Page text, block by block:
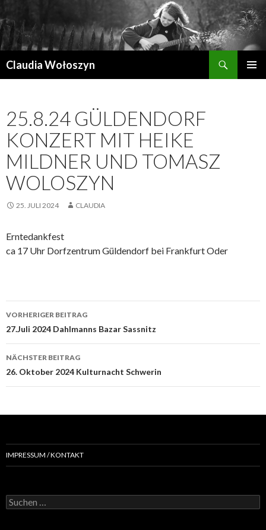
Claudia Wołoszyn
25.8.24 GÜLDENDORF
KONZERT MIT HEIKE
MILDNER UND TOMASZ
WOLOSZYN
25. JULI 2024 CLAUDIA
Erntedankfest
ca 17 Uhr Dorfzentrum Güldendorf bei Frankfurt Oder
Beitrags-
Navigation
VORHERIGER BEITRAG
27.Juli 2024 Dahlmanns Bazar Sassnitz
NÄCHSTER BEITRAG
26. Oktober 2024 Kulturnacht Schwerin
IMPRESSUM / KONTAKT
Suchen
nach: